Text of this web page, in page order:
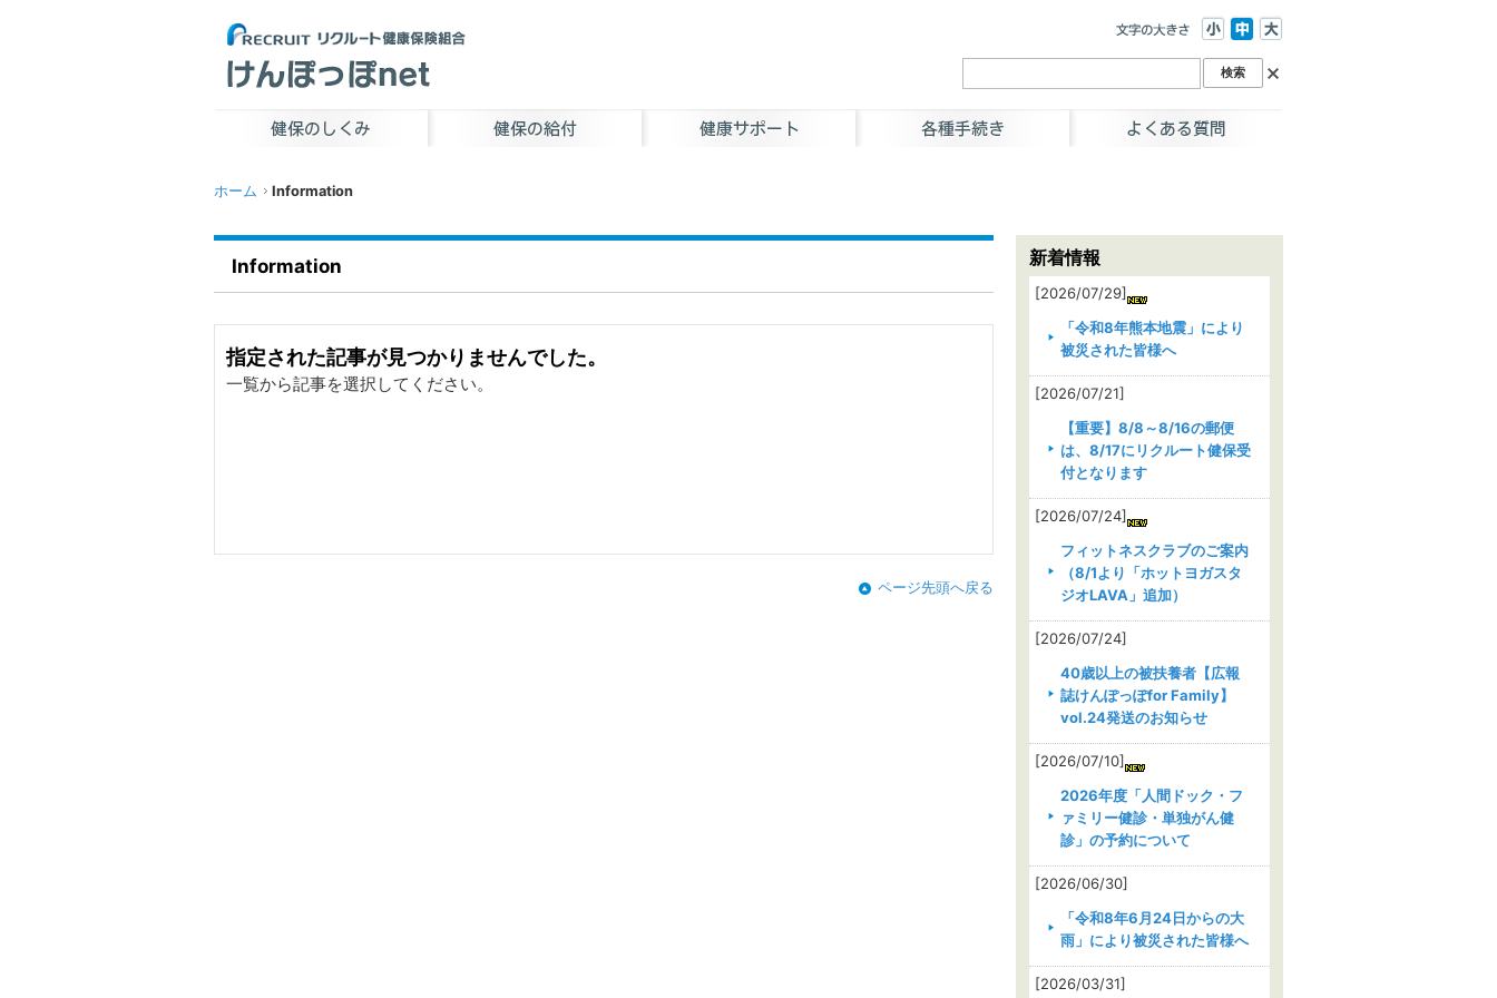
ホーム Information
Information
指定された記事が見つかりませんでした。
一覧から記事を選択してください。
ページ先頭へ戻る
新着情報
[2026/07/29]
「令和8年熊本地震」により
被災された皆様へ
[2026/07/21]
【重要】8/8～8/16の郵便
は、8/17にリクルート健保受
付となります
[2026/07/24]
フィットネスクラブのご案内
（8/1より「ホットヨガスタ
ジオLAVA」追加）
[2026/07/24]
40歳以上の被扶養者【広報
誌けんぽっぽfor Family】
vol.24発送のお知らせ
[2026/07/10]
2026年度「人間ドック・フ
ァミリー健診・単独がん健
診」の予約について
[2026/06/30]
「令和8年6月24日からの大
雨」により被災された皆様へ
[2026/03/31]